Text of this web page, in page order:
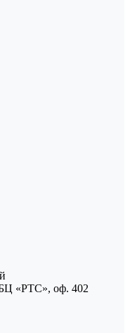
«РТС», оф. 402